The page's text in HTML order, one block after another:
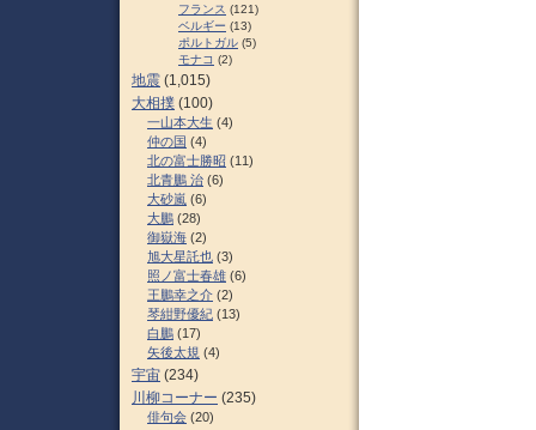
フランス (121)
ベルギー (13)
ポルトガル (5)
モナコ (2)
地震 (1,015)
大相撲 (100)
一山本大生 (4)
仲の国 (4)
北の富士勝昭 (11)
北青鵬 治 (6)
大砂嵐 (6)
大鵬 (28)
御嶽海 (2)
旭大星託也 (3)
照ノ富士春雄 (6)
王鵬幸之介 (2)
琴紺野優紀 (13)
白鵬 (17)
矢後太規 (4)
宇宙 (234)
川柳コーナー (235)
俳句会 (20)